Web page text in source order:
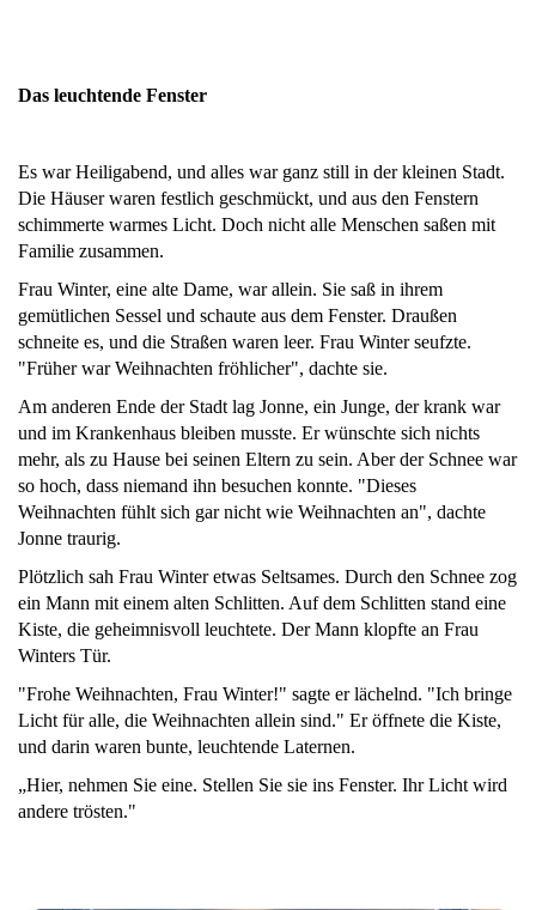
Das leuchtende Fenster
Es war Heiligabend, und alles war ganz still in der kleinen Stadt.
Die Häuser waren festlich geschmückt, und aus den Fenstern
schimmerte warmes Licht. Doch nicht alle Menschen saßen mit
Familie zusammen.
Frau Winter, eine alte Dame, war allein. Sie saß in ihrem
gemütlichen Sessel und schaute aus dem Fenster. Draußen
schneite es, und die Straßen waren leer. Frau Winter seufzte.
"Früher war Weihnachten fröhlicher", dachte sie.
Am anderen Ende der Stadt lag Jonne, ein Junge, der krank war
und im Krankenhaus bleiben musste. Er wünschte sich nichts
mehr, als zu Hause bei seinen Eltern zu sein. Aber der Schnee war
so hoch, dass niemand ihn besuchen konnte. "Dieses
Weihnachten fühlt sich gar nicht wie Weihnachten an", dachte
Jonne traurig.
Plötzlich sah Frau Winter etwas Seltsames. Durch den Schnee zog
ein Mann mit einem alten Schlitten. Auf dem Schlitten stand eine
Kiste, die geheimnisvoll leuchtete. Der Mann klopfte an Frau
Winters Tür.
"Frohe Weihnachten, Frau Winter!" sagte er lächelnd. "Ich bringe
Licht für alle, die Weihnachten allein sind." Er öffnete die Kiste,
und darin waren bunte, leuchtende Laternen.
„Hier, nehmen Sie eine. Stellen Sie sie ins Fenster. Ihr Licht wird
andere trösten."